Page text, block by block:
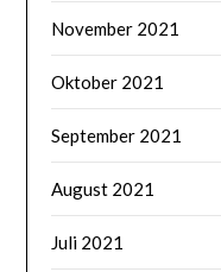
November 2021
Oktober 2021
September 2021
August 2021
Juli 2021